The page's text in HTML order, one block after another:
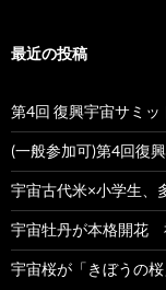
最近の投稿
第4回 復興宇宙サミ
(一般参加可)第4回復
宇宙古代米×小学生、
宇宙牡丹が本格開花
宇宙桜が「きぼうの